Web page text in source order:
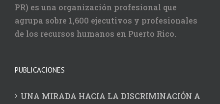
PR) es una organización profesional que
agrupa sobre 1,600 ejecutivos y profesionales
de los recursos humanos en Puerto Rico.
PUBLICACIONES
UNA MIRADA HACIA LA DISCRIMINACIÓN A